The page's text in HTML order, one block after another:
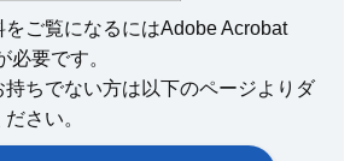
をご覧になるにはAdobe Acrobat
必要です。
持ちでない方は以下のページよりダ
さい。